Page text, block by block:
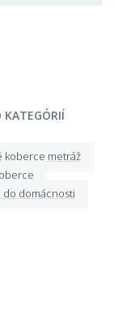
KATEGÓRIÍ
koberce metráž
do domácnosti